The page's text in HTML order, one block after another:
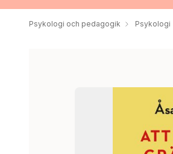
Psykologi och pedagogik Psykologi